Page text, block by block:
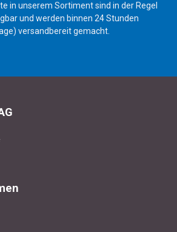
in unserem Sortiment sind in der Regel
und werden binnen 24 Stunden
versandbereit gemacht.